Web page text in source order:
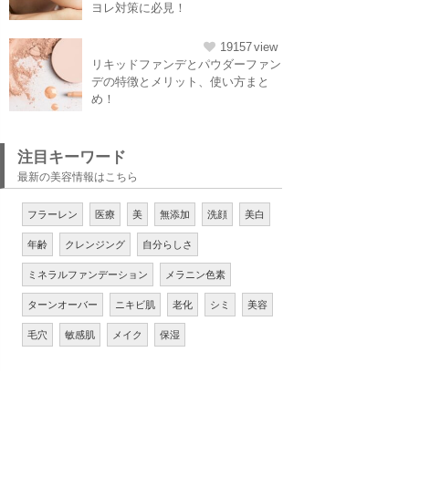
ヨレ対策に必見！
19157
リキッドファンデとパウダーファン
デの特徴とメリット、使い方まと
め！
注目キーワード
最新の美容情報はこちら
フラーレン 医療 美 無添加 洗顔 美白
年齢 クレンジング 自分らしさ
ミネラルファンデーション メラニン色素
ターンオーバー ニキビ肌 老化 シミ 美容
毛穴 敏感肌 メイク 保湿